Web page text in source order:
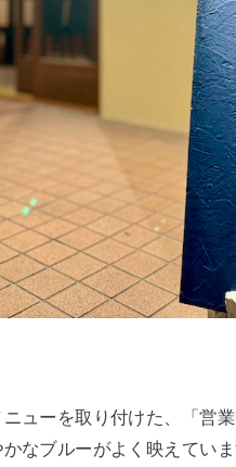
ューを取り付けた、「営業
なブルーがよく映えていま